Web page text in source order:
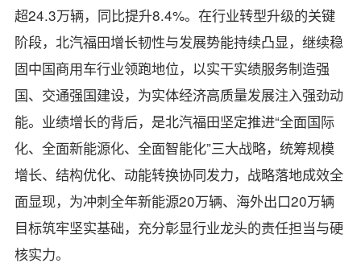
超24.3万辆，同比提升8.4%。在行业转型升级的关键
阶段，北汽福田增长韧性与发展势能持续凸显，继续稳
固中国商用车行业领跑地位，以实干实绩服务制造强
国、交通强国建设，为实体经济高质量发展注入强劲动
能。业绩增长的背后，是北汽福田坚定推进“全面国际
化、全面新能源化、全面智能化”三大战略，统筹规模
增长、结构优化、动能转换协同发力，战略落地成效全
面显现，为冲刺全年新能源20万辆、海外出口20万辆
目标筑牢坚实基础，充分彰显行业龙头的责任担当与硬
核实力。